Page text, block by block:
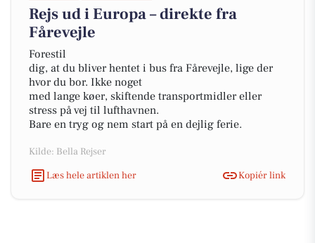
Rejs ud i Europa – direkte fra
Fårevejle
Forestil
dig, at du bliver hentet i bus fra Fårevejle, lige der
hvor du bor. Ikke noget
med lange køer, skiftende transportmidler eller
stress på vej til lufthavnen.
Bare en tryg og nem start på en dejlig ferie.
Kilde: Bella Rejser
Læs hele artiklen her
Kopiér link